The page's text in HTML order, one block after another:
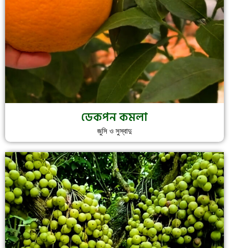
ডেকপন কমলা
জুসি ও সুস্বাদু